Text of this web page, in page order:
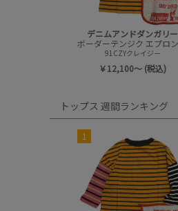
デニムアンドダンガリー
91CZYクレイジー
￥12,100～ (税込)
トップス 週間ランキング
1